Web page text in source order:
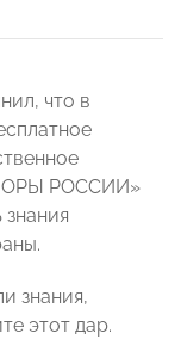
что в
РОССИИ»
знания,
этот дар.